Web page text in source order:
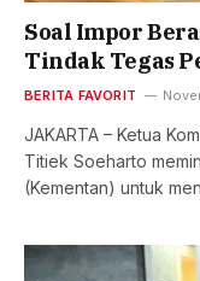
Soal Impor
Tindak Tegas
BERITA FAVORIT
JAKARTA – Ketua
Titiek Soeharto
(Kementan) untuk